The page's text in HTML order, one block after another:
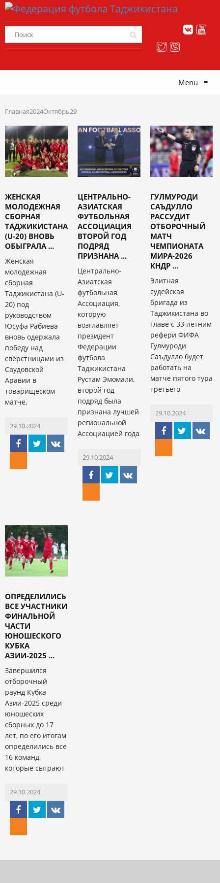
Menu ≡
Главная2024Октябрь29
ЖЕНСКАЯ
МОЛОДЕЖНАЯ
СБОРНАЯ
ТАДЖИКИСТАНА
(U-20) ВНОВЬ
ОБЫГРАЛА ...
Женская
молодежная
сборная
Таджикистана (U-
20) под
руководством
Юсуфа Рабиева
вновь одержала
победу над
сверстницами из
Саудовской
Аравии в
товарищеском
матче,
29.10.2024
ЦЕНТРАЛЬНО-
АЗИАТСКАЯ
ФУТБОЛЬНАЯ
АССОЦИАЦИЯ
ВТОРОЙ ГОД
ПОДРЯД
ПРИЗНАНА ...
Центрально-
Азиатская
футбольная
Ассоциация,
которую
возглавляет
президент
Федерации
футбола
Таджикистана
Рустам Эмомали,
второй год
подряд была
признана лучшей
региональной
Ассоциацией года
29.10.2024
ГУЛМУРОДИ
САЪДУЛЛО
РАССУДИТ
ОТБОРОЧНЫЙ
МАТЧ
ЧЕМПИОНАТА
МИРА-2026
КНДР ...
Элитная
судейская
бригада из
Таджикистана во
главе с 33-летним
рефери ФИФА
Гулмуроди
Саъдулло будет
работать на
матче пятого тура
третьего
29.10.2024
ОПРЕДЕЛИЛИСЬ
ВСЕ УЧАСТНИКИ
ФИНАЛЬНОЙ
ЧАСТИ
ЮНОШЕСКОГО
КУБКА
АЗИИ-2025 ...
Завершился
отборочный
раунд Кубка
Азии-2025 среди
юношеских
сборных до 17
лет, по его итогам
определились все
16 команд,
которые сыграют
29.10.2024